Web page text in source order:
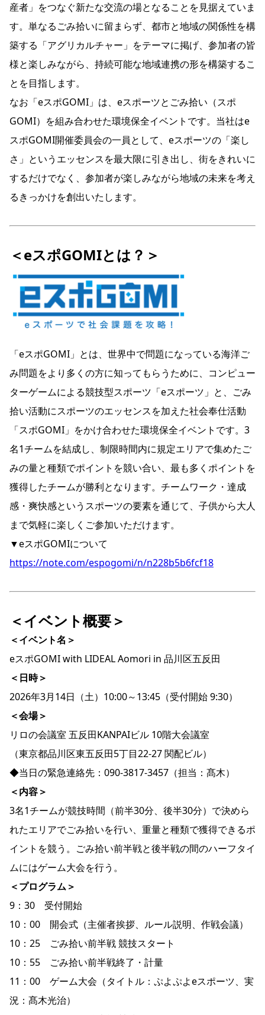
産者」をつなぐ新たな交流の場となることを見据えていま
す。単なるごみ拾いに留まらず、都市と地域の関係性を構
築する「アグリカルチャー」をテーマに掲げ、参加者の皆
様と楽しみながら、持続可能な地域連携の形を構築するこ
とを目指します。
なお「eスポGOMI」は、eスポーツとごみ拾い（スポ
GOMI）を組み合わせた環境保全イベントです。当社はe
スポGOMI開催委員会の一員として、eスポーツの「楽し
さ」というエッセンスを最大限に引き出し、街をきれいに
するだけでなく、参加者が楽しみながら地域の未来を考え
るきっかけを創出いたします。
＜eスポGOMIとは？＞
「eスポGOMI」とは、世界中で問題になっている海洋ご
み問題をより多くの方に知ってもらうために、コンピュー
ターゲームによる競技型スポーツ「eスポーツ」と、ごみ
拾い活動にスポーツのエッセンスを加えた社会奉仕活動
「スポGOMI」をかけ合わせた環境保全イベントです。3
名1チームを結成し、制限時間内に規定エリアで集めたご
みの量と種類でポイントを競い合い、最も多くポイントを
獲得したチームが勝利となります。チームワーク・達成
感・爽快感というスポーツの要素を通じて、子供から大人
まで気軽に楽しくご参加いただけます。
▼eスポGOMIについて
https://note.com/espogomi/n/n228b5b6fcf18
＜イベント概要＞
＜イベント名＞
eスポGOMI with LIDEAL Aomori in 品川区五反田
＜日時＞
2026年3月14日（土）10:00～13:45（受付開始 9:30）
＜会場＞
リロの会議室 五反田KANPAIビル 10階大会議室
（東京都品川区東五反田5丁目22-27 関配ビル）
◆当日の緊急連絡先：090-3817-3457（担当：髙木）
＜内容＞
3名1チームが競技時間（前半30分、後半30分）で決めら
れたエリアでごみ拾いを行い、重量と種類で獲得できるポ
イントを競う。ごみ拾い前半戦と後半戦の間のハーフタイ
ムにはゲーム大会を行う。
＜プログラム＞
9：30 受付開始
10：00 開会式（主催者挨拶、ルール説明、作戦会議）
10：25 ごみ拾い前半戦 競技スタート
10：55 ごみ拾い前半戦終了・計量
11：00 ゲーム大会（タイトル：ぷよぷよeスポーツ、実
況：髙木光治）